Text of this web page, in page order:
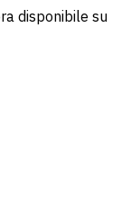
disponibile su